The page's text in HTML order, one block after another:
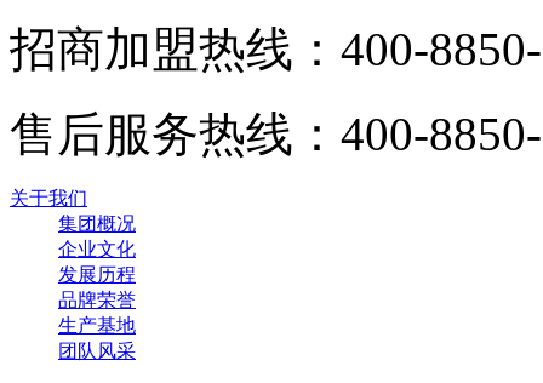
招商加盟热线： 400-
售后服务热线： 400-
关于我们
集团概况
企业文化
发展历程
品牌荣誉
生产基地
团队风采